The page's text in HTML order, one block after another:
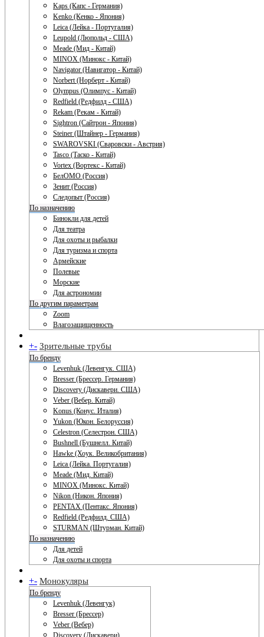
Kaps (Капс - Германия)
Kenko (Кенко - Япония)
Leica (Лейка - Португалия)
Leupold (Люпольд - США)
Meade (Мид - Китай)
MINOX (Минокс - Китай)
Navigator (Навигатор - Китай)
Norbert (Норберт - Китай)
Olympus (Олимпус - Китай)
Redfield (Редфилд - США)
Rekam (Рекам - Китай)
Sightron (Сайтрон - Япония)
Steiner (Штайнер - Германия)
SWAROVSKI (Сваровски - Австрия)
Tasco (Таско - Китай)
Vortex (Вортекс - Китай)
БелОМО (Россия)
Зенит (Россия)
Следопыт (Россия)
По назначению
Бинокли для детей
Для театра
Для охоты и рыбалки
Для туризма и спорта
Армейские
Полевые
Морские
Для астрономии
По другим параметрам
Zoom
Влагозащищенность
+- Зрительные трубы
По бренду
Levenhuk (Левенгук. США)
Bresser (Брессер. Германия)
Discovery (Дискавери. США)
Veber (Вебер. Китай)
Konus (Конус. Италия)
Yukon (Юкон. Белоруссия)
Celestron (Селестрон. США)
Bushnell (Бушнелл. Китай)
Hawke (Хоук. Великобритания)
Leica (Лейка. Португалия)
Meade (Мид. Китай)
MINOX (Минокс. Китай)
Nikon (Никон. Япония)
PENTAX (Пентакс. Япония)
Redfield (Редфилд. США)
STURMAN (Штурман. Китай)
По назначению
Для детей
Для охоты и спорта
+- Монокуляры
По бренду
Levenhuk (Левенгук)
Bresser (Брессер)
Veber (Вебер)
Discovery (Дискавери)